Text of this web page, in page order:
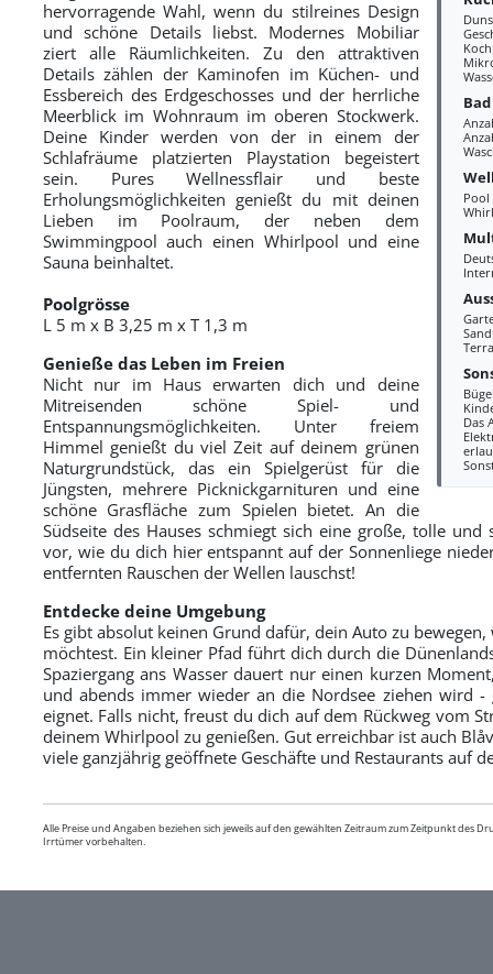
Bad
Pool
Das
hervorragende Wahl, wenn du stilreines Design
und schöne Details liebst. Modernes Mobiliar
ziert alle Räumlichkeiten. Zu den attraktiven
Details zählen der Kaminofen im Küchen- und
Essbereich des Erdgeschosses und der herrliche
Meerblick im Wohnraum im oberen Stockwerk.
Deine Kinder werden von der in einem der
Schlafräume platzierten Playstation begeistert
sein. Pures Wellnessflair und beste
Erholungsmöglichkeiten genießt du mit deinen
Lieben im Poolraum, der neben dem
Swimmingpool auch einen Whirlpool und eine
Sauna beinhaltet.
Poolgrösse
L 5 m x B 3,25 m x T 1,3 m
Genieße das Leben im Freien
Nicht nur im Haus erwarten dich und deine
Mitreisenden schöne Spiel- und
Entspannungsmöglichkeiten. Unter freiem
Himmel genießt du viel Zeit auf deinem grünen
Naturgrundstück, das ein Spielgerüst für die
Jüngsten, mehrere Picknickgarnituren und eine
schöne Grasfläche zum Spielen bietet. An die
Südseite des Hauses schmiegt sich eine große, tolle
vor, wie du dich hier entspannt auf der Sonnenliege
entfernten Rauschen der Wellen lauschst!
Entdecke deine Umgebung
Es gibt absolut keinen Grund dafür, dein Auto zu
möchtest. Ein kleiner Pfad führt dich durch die
Spaziergang ans Wasser dauert nur einen kurzen
und abends immer wieder an die Nordsee ziehen wird
eignet. Falls nicht, freust du dich auf dem Rückweg vom
deinem Whirlpool zu genießen. Gut erreichbar ist auch
viele ganzjährig geöffnete Geschäfte und Restaurants auf
Alle Preise und Angaben beziehen sich jeweils auf den gewählten Zeitraum zum Zeitpunkt des
Irrtümer vorbehalten.